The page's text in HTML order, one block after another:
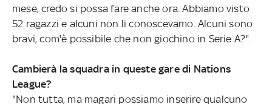
mese, credo si possa fare anche ora. Abbiamo visto
52 ragazzi e alcuni non li conoscevamo. Alcuni sono
bravi, com'è possibile che non giochino in Serie A?".
Cambierà la squadra in queste gare di Nations
League?
"Non tutta, ma magari possiamo inserire qualcuno